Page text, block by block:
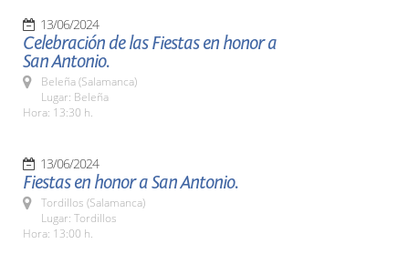
13/06/2024
Celebración de las Fiestas en honor a
San Antonio.
Beleña (Salamanca)
Lugar: Beleña
Hora: 13:30 h.
13/06/2024
Fiestas en honor a San Antonio.
Tordillos (Salamanca)
Lugar: Tordillos
Hora: 13:00 h.